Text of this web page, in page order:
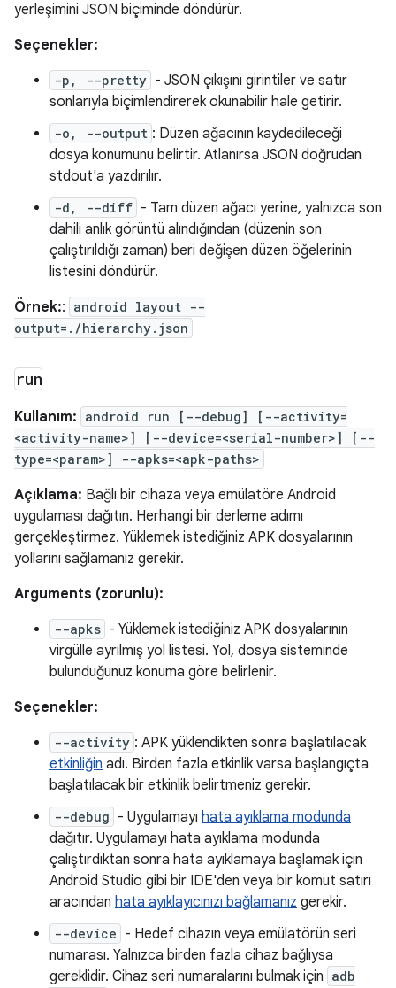
yerleşimini JSON biçiminde döndürür.
Seçenekler:
-p, --pretty - JSON çıkışını girintiler ve satır
sonlarıyla biçimlendirerek okunabilir hale getirir.
-o, --output : Düzen ağacının kaydedileceği
dosya konumunu belirtir. Atlanırsa JSON doğrudan
stdout'a yazdırılır.
-d, --diff - Tam düzen ağacı yerine, yalnızca son
dahili anlık görüntü alındığından (düzenin son
çalıştırıldığı zaman) beri değişen düzen öğelerinin
listesini döndürür.
Örnek:: android layout --
output=./hierarchy.json
run
Kullanım: android run [--debug] [--activity=
<activity-name>] [--device=<serial-number>] [--
type=<param>] --apks=<apk-paths>
Açıklama: Bağlı bir cihaza veya emülatöre Android
uygulaması dağıtın. Herhangi bir derleme adımı
gerçekleştirmez. Yüklemek istediğiniz APK dosyalarının
yollarını sağlamanız gerekir.
Arguments (zorunlu):
--apks - Yüklemek istediğiniz APK dosyalarının
virgülle ayrılmış yol listesi. Yol, dosya sisteminde
bulunduğunuz konuma göre belirlenir.
Seçenekler:
--activity : APK yüklendikten sonra başlatılacak
etkinliğin adı. Birden fazla etkinlik varsa başlangıçta
başlatılacak bir etkinlik belirtmeniz gerekir.
--debug - Uygulamayı hata ayıklama modunda
dağıtır. Uygulamayı hata ayıklama modunda
çalıştırdıktan sonra hata ayıklamaya başlamak için
Android Studio gibi bir IDE'den veya bir komut satırı
aracından hata ayıklayıcınızı bağlamanız gerekir.
--device - Hedef cihazın veya emülatörün seri
numarası. Yalnızca birden fazla cihaz bağlıysa
gereklidir. Cihaz seri numaralarını bulmak için adb